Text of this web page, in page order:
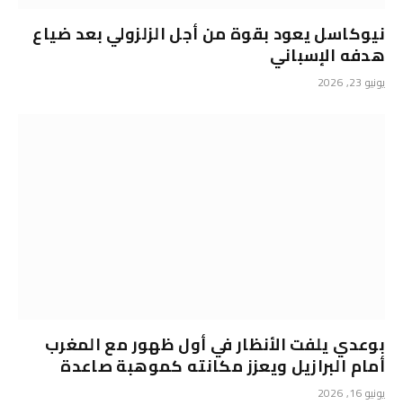
نيوكاسل يعود بقوة من أجل الزلزولي بعد ضياع
هدفه الإسباني
يونيو 23, 2026
بوعدي يلفت الأنظار في أول ظهور مع المغرب
أمام البرازيل ويعزز مكانته كموهبة صاعدة
يونيو 16, 2026